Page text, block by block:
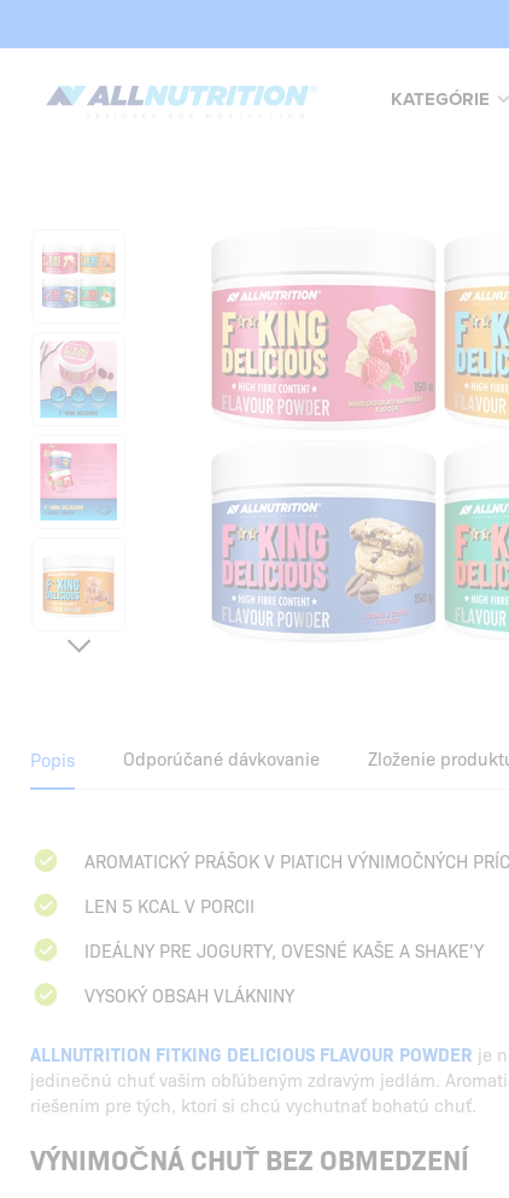
KATEGÓRIE
Popis Odporúčané dávkovanie Zloženie
AROMATICKÝ PRÁŠOK V PIATICH VÝNIMOČNÝCH
LEN 5 KCAL V PORCII
IDEÁLNY PRE JOGURTY, OVESNÉ KAŠE A SHAKE'Y
VYSOKÝ OBSAH VLÁKNINY
ALLNUTRITION FITKING DELICIOUS FLAVOUR POWDER je
jedinečnú chuť vašim obľúbeným zdravým jedlám.
riešením pre tých, ktorí si chcú vychutnať bohatú chuť.
VÝNIMOČNÁ CHUŤ BEZ OBMEDZENÍ